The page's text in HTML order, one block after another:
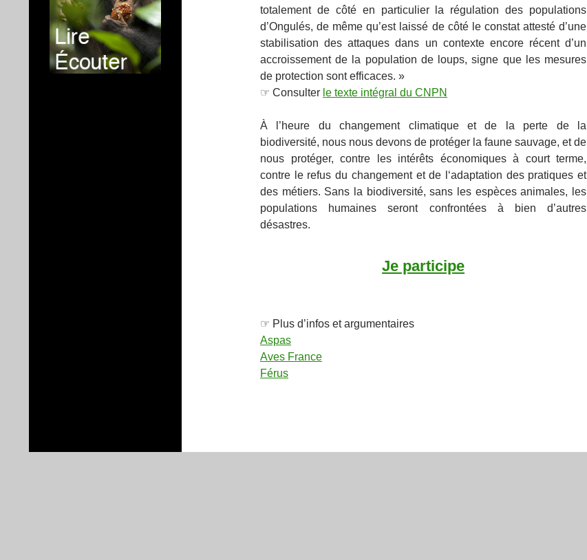
totalement de côté en particulier la régulation des populations
d’Ongulés, de même qu’est laissé de côté le constat attesté d’une
stabilisation des attaques dans un contexte encore récent d’un
accroissement de la population de loups, signe que les mesures
de protection sont efficaces. »
☞ Consulter le texte intégral du CNPN
À l’heure du changement climatique et de la perte de la
biodiversité, nous nous devons de protéger la faune sauvage, et de
nous protéger, contre les intérêts économiques à court terme,
contre le refus du changement et de l‘adaptation des pratiques et
des métiers. Sans la biodiversité, sans les espèces animales, les
populations humaines seront confrontées à bien d’autres
désastres.
Je participe
☞ Plus d’infos et argumentaires
Aspas
Aves France
Férus